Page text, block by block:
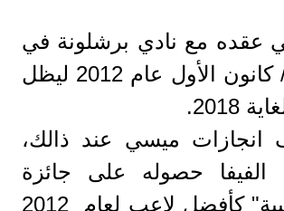
عقده مع نادي برشلونة في
18 ديسمبر/ كانون الأول عام 2012 ليظل
2018.
انجازات ميسي عند ذالك،
حصوله على جائزة
"الكرة الذهبية" كأفضل لاعب لعام 2012